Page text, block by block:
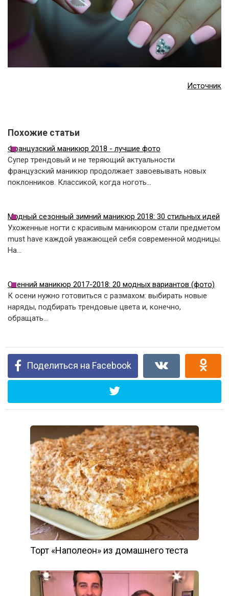
Источник
Похожие статьи
Французский маникюр 2018 - лучшие фото
Супер трендовый и не теряющий актуальности
французский маникюр продолжает завоевывать новых
поклонников. Классикой, когда ноготь…
Модный сезонный зимний маникюр 2018: 30 стильных идей
Ухоженные ногти с красивым маникюром стали предметом
must have каждой уважающей себя современной модницы.
На…
Осенний маникюр 2017-2018: 20 модных вариантов (фото)
К осени нужно готовиться с размахом: выбирать новые
наряды, подбирать трендовые цвета и, конечно,
обращать…
Поделиться на Facebook
Торт «Наполеон» из домашнего теста